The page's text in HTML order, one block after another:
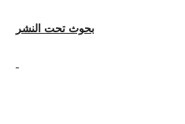
بحوث تحت النشر